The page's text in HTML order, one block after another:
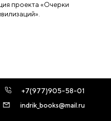
проекта «Очерки
+7(977)905-58-01
indrik_books@mail.ru